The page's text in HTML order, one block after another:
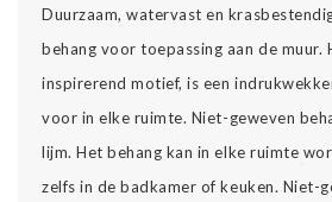
Duurzaam, watervast en
behang voor toepassing aan de muur.
inspirerend motief, is een
voor in elke ruimte. Niet-geweven
lijm. Het behang kan in elke ruimte
zelfs in de badkamer of keuken. Niet-